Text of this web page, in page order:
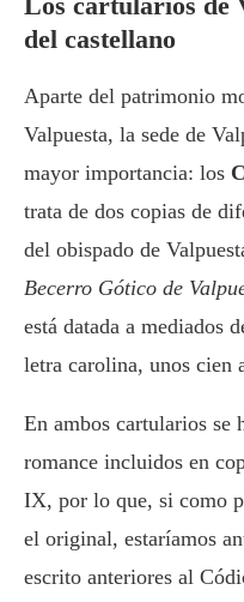
del castellano
Aparte del patrimonio
Valpuesta, la sede de
mayor importancia: los
trata de dos copias de
del obispado de
Becerro Gótico de
está datada a mediados
letra carolina, unos cien
En ambos cartularios se
romance incluidos en
IX, por lo que, si como
el original, estaríamos
escrito anteriores al